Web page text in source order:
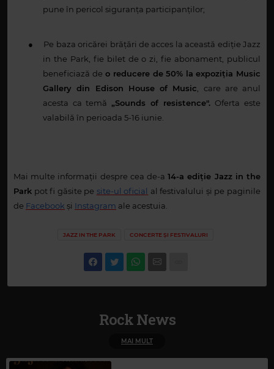
pune în pericol siguranța participanților;
●
Pe baza oricărei brățări de acces la această ediție Jazz
in the Park, fie bilet de o zi, fie abonament, publicul
beneficiază de o reducere de 50% la expoziția Music
Gallery din Edison House of Music , care are anul
acesta ca temă „Sounds of resistence". Oferta este
valabilă în perioada 5-16 iunie.
Mai multe informații despre cea de-a14-a ediție Jazz in the
Park pot fi găsite pe site-ul oficial al festivalului și pe paginile
de Facebook și Instagram ale acestuia.
JAZZ IN THE PARK CONCERTE ȘI FESTIVALURI
Rock News
MAI MULT